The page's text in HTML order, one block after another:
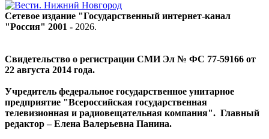
Сетевое издание "Государственный интернет-канал
"Россия" 2001 - 2026.
Свидетельство о регистрации СМИ Эл № ФС 77-59166 от
22 августа 2014 года.
Учредитель федеральное государственное унитарное
предприятие "Всероссийская государственная
телевизионная и радиовещательная компания". Главный
редактор – Елена Валерьевна Панина.